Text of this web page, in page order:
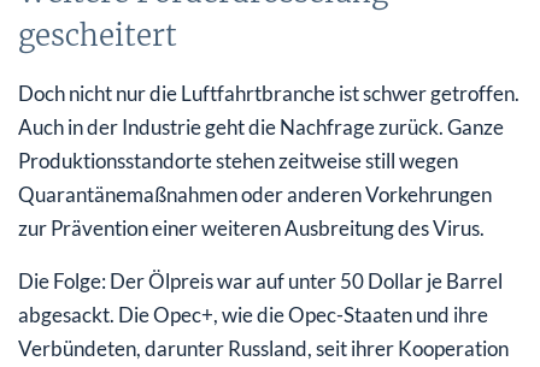
gescheitert
Doch nicht nur die Luftfahrtbranche ist schwer getroffen.
Auch in der Industrie geht die Nachfrage zurück. Ganze
Produktionsstandorte stehen zeitweise still wegen
Quarantänemaßnahmen oder anderen Vorkehrungen
zur Prävention einer weiteren Ausbreitung des Virus.
Die Folge: Der Ölpreis war auf unter 50 Dollar je Barrel
abgesackt. Die Opec+, wie die Opec-Staaten und ihre
Verbündeten, darunter Russland, seit ihrer Kooperation